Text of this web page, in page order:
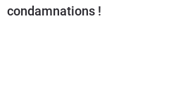
condamnations !